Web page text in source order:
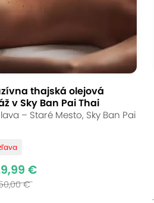
thajská olejová
v Sky Ban Pai Thai
– Staré Mesto, Sky Ban Pai
€
€